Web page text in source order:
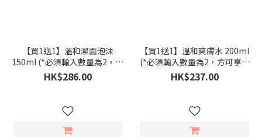
【買1送1】溫和潔面泡沫
150ml (*必須輸入數量為2，方
可享買1送1優惠)
HK$286.00
【買1送1】溫和爽膚水 200ml
(*必須輸入數量為2，方可享買
1送1優惠)
HK$237.00